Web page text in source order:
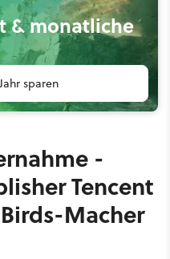
& monatliche
sparen
-
Tencent
Macher